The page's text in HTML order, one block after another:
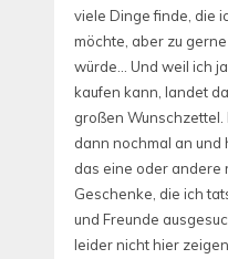
viele Dinge finde, die
möchte, aber zu
würde… Und weil ich
kaufen kann, landet
großen Wunschzettel.
dann nochmal an und
das eine oder andere
Geschenke, die ich
und Freunde
leider nicht hier